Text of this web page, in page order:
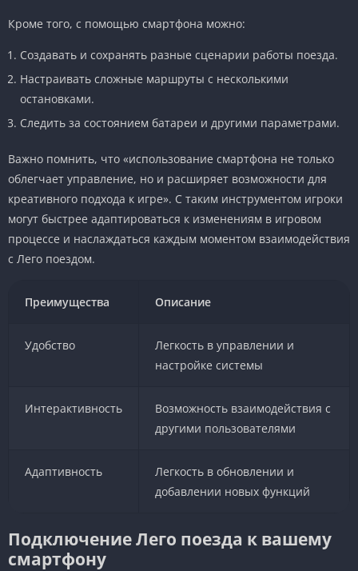
Кроме того, с помощью смартфона можно:
Создавать и сохранять разные сценарии работы поезда.
Настраивать сложные маршруты с несколькими
остановками.
Следить за состоянием батареи и другими параметрами.
Важно помнить, что «использование смартфона не только
облегчает управление, но и расширяет возможности для
креативного подхода к игре». С таким инструментом игроки
могут быстрее адаптироваться к изменениям в игровом
процессе и наслаждаться каждым моментом взаимодействия
с Лего поездом.
Преимущества Описание
Удобство
Легкость в управлении и
настройке системы
Интерактивность
Возможность взаимодействия с
другими пользователями
Адаптивность
Легкость в обновлении и
добавлении новых функций
Подключение Лего поезда к вашему
смартфону